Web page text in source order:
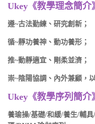
Ukey《教學理念簡介
遵~古法勤練、研究創新；
循~靜功養神、動功養形；
推~動靜適宜、剛柔並濟；
崇~陰陽協調、內外兼顧，
Ukey《教學序列簡介
養瑜操/基礎/和緩/養生/輔